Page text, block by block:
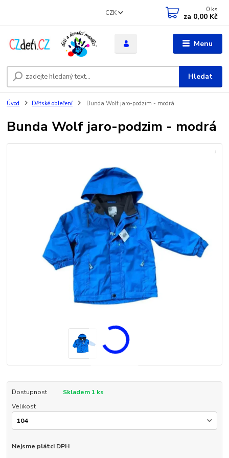
Menu
CZK
Hledat
0 ks
za 0,00 Kč
Úvod Dětské oblečení Bunda Wolf jaro-podzim - modrá
Bunda Wolf jaro-podzim - modrá
Dostupnost
Skladem 1 ks
Velikost
Nejsme plátci DPH